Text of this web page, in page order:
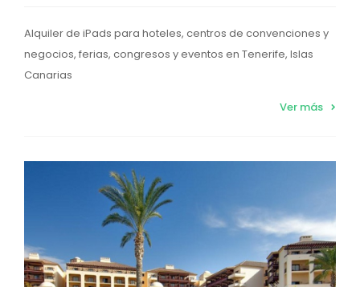
Alquiler de iPads para hoteles, centros de convenciones y
negocios, ferias, congresos y eventos en Tenerife, Islas
Canarias
Ver más